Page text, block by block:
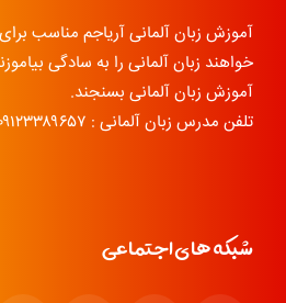
آموزش زبان آلمانی آریاجم مناسب
خواهند زبان آلمانی را به سادگی
آموزش زبان آلمانی بسنجند.
تلفن مدرس زبان آلمانی : ۰۹۱۲۳۳۸۹۶۵۷
شبکه های اجتماعی